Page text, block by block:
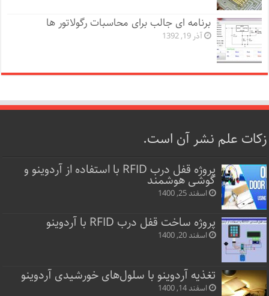
برنامه ای جالب برای محاسبات رگولاتور ها
آذر 19, 1392
زکات علم نشر آن است.
پروژه قفل‌ درب RFID با استفاده از آردوینو و
گوشی هوشمند
اسفند 25, 1400
پروژه ساخت قفل‌ درب RFID با آردوینو
اسفند 20, 1400
تغذیه آردوینو با سلول‌های خورشیدی آردوینو
اسفند 14, 1400